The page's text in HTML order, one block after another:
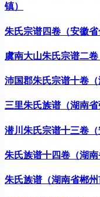
镇）
朱氏宗谱四卷（安徽省
虞南大山朱氏宗谱二
沛国郡朱氏宗谱十卷（
三里朱氏族谱（湖南省
潜川朱氏宗谱十三卷（
朱氏族谱十四卷（湖南
朱氏族谱（湖南省郴州